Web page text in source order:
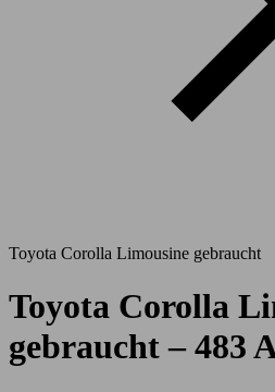
Toyota Corolla Limousine gebraucht
Toyota Corolla
gebraucht – 483